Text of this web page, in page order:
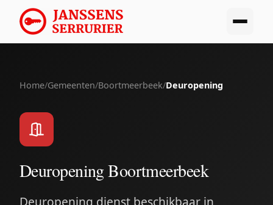
Home/Gemeenten/Boortmeerbeek/Deuropening
Deuropening Boortmeerbeek
Deuropening dienst beschikbaar in